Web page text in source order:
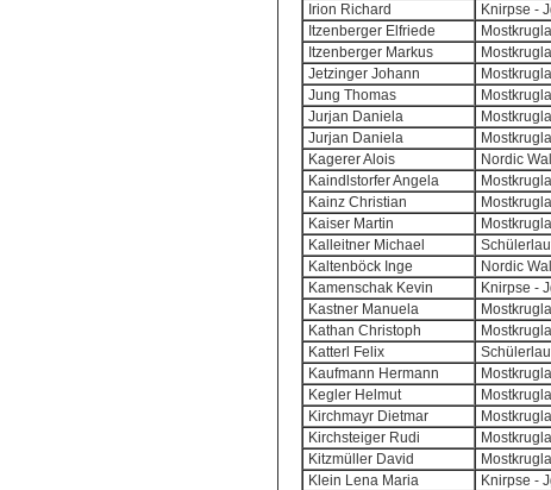
Irion Richard
Knirpse -
Itzenberger Elfriede
Itzenberger Markus
Jetzinger Johann
Jung Thomas
Jurjan Daniela
Jurjan Daniela
Kagerer Alois
Nordic
Kaindlstorfer Angela
Kainz Christian
Kaiser Martin
Kalleitner Michael
Kaltenböck Inge
Nordic
Kamenschak Kevin
Knirpse -
Kastner Manuela
Kathan Christoph
Katterl Felix
Kaufmann Hermann
Kegler Helmut
Kirchmayr Dietmar
Kirchsteiger Rudi
Kitzmüller David
Klein Lena Maria
Knirpse -